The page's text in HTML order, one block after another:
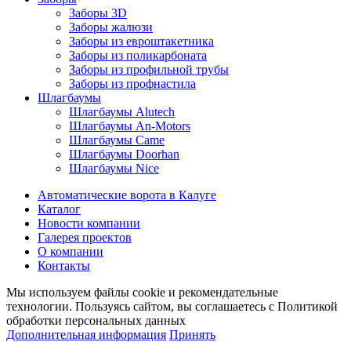
Заборы 3D
Заборы жалюзи
Заборы из евроштакетника
Заборы из поликарбоната
Заборы из профильной трубы
Заборы из профнастила
Шлагбаумы
Шлагбаумы Alutech
Шлагбаумы An-Motors
Шлагбаумы Came
Шлагбаумы Doorhan
Шлагбаумы Nice
Автоматические ворота в Калуге
Каталог
Новости компании
Галерея проектов
О компании
Контакты
Мы используем файлы cookie и рекомендательные
технологии. Пользуясь сайтом, вы соглашаетесь с Политикой
обработки персональных данных
Дополнительная информация Принять